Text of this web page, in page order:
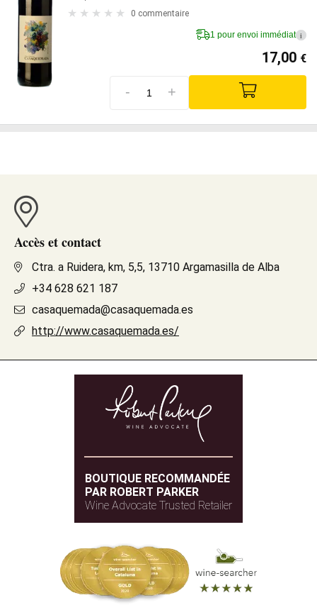
0 commentaire
1 pour envoi immédiat i
17,00 €
- +
Accès et contact
Ctra. a Ruidera, km, 5,5, 13710 Argamasilla de Alba
+34 628 621 187
casaquemada@casaquemada.es
http://www.casaquemada.es/
BOUTIQUE RECOMMANDÉE
PAR ROBERT PARKER
Wine Advocate Trusted Retailer